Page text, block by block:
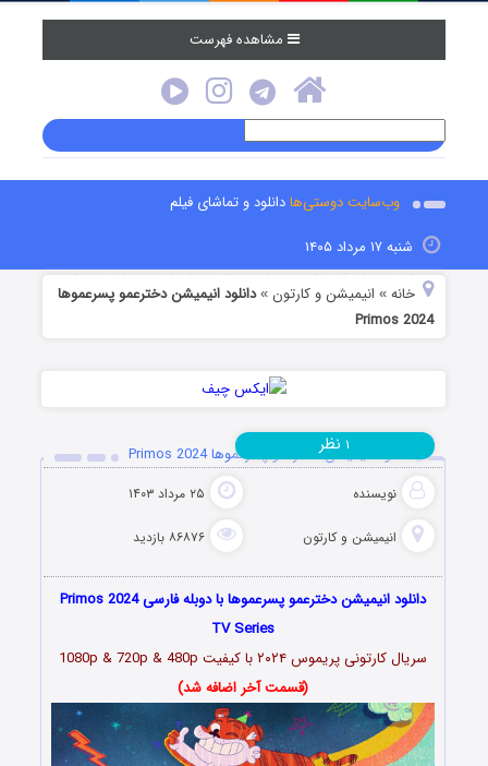
مشاهده فهرست
وب‌سایت دوستی‌هادانلود و تماشای فیلم
شنبه ۱۷ مرداد ۱۴۰۵
خانه » انیمیشن و کارتون »دانلود انیمیشن دخترعمو پسرعموها
Primos 2024
دانلود انیمیشن دخترعمو پسرعموها Primos 2024
نویسنده ۲۵ مرداد ۱۴۰۳
انیمیشن و کارتون ۸۶۸۷۶ بازدید
۱ نظر
دانلود انیمیشن دخترعمو پسرعموها با دوبله فارسی Primos 2024
TV Series
سریال کارتونی پریموس ۲۰۲۴
با کیفیت 1080p & 720p & 480p
(قسمت آخر اضافه شد)